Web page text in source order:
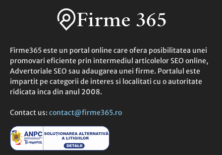
Firme365 este un portal online care ofera posibilitatea unei
promovari eficiente prin intermediul articolelor SEO online,
Advertoriale SEO sau adaugarea unei firme. Portalul este
impartit pe categorii de interes si localitati cu o autoritate
ridicata inca din anul 2008.
Contact us: contact@firme365.ro